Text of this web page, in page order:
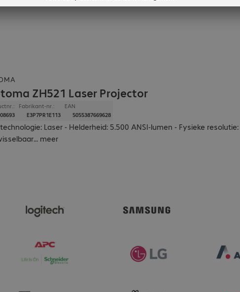
ZH521 Laser Projector
Fabrikant-nr.:
E3P7PR1E113
EAN
5055387669628
Laser - Helderheid: 5.500 ANSI-lumen - Fysieke
... meer